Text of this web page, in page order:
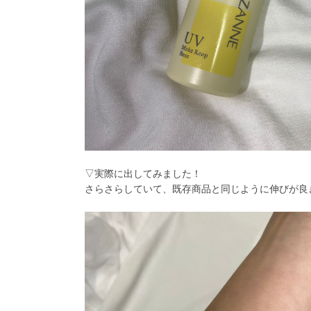
▽実際に出してみました！
さらさらしていて、既存商品と同じように伸びが良き